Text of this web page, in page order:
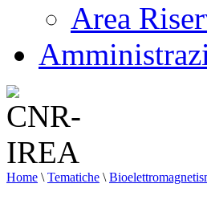
Area
Home \ Tematiche \